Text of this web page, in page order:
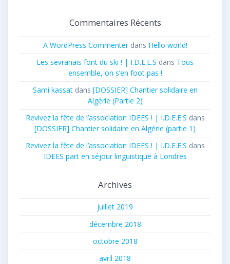
Commentaires Récents
A WordPress Commenterdans Hello world!
Les sevranais font du ski ! | I.D.E.E.S dans Tous
ensemble, on s’en foot pas !
Sami kassatdans [DOSSIER] Chantier solidaire en
Algérie (Partie 2)
Revivez la fête de l’association IDEES ! | I.D.E.E.S dans
[DOSSIER] Chantier solidaire en Algérie (partie 1)
Revivez la fête de l’association IDEES ! | I.D.E.E.S dans
IDEES part en séjour linguistique à Londres
Archives
juillet 2019
décembre 2018
octobre 2018
avril 2018